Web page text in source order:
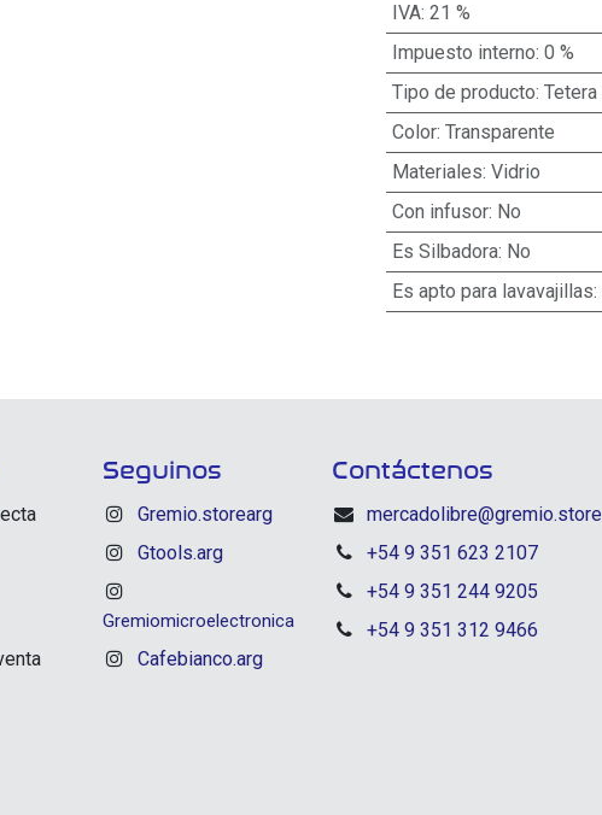
IVA: 21 %
Impuesto interno: 0 %
Tipo de producto: Tetera
Color: Transparente
Materiales: Vidrio
Con infusor: No
Es Silbadora: No
Es apto para lavavajillas:
Seguinos
Gremio.storearg
Gtools.arg
Gremiomicroelectronica
Cafebianco.arg
Contáctenos
mercadolibre@gremio.store
+54 9 351 623 2107
+54 9 351 244 9205
+54 9 351 312 9466